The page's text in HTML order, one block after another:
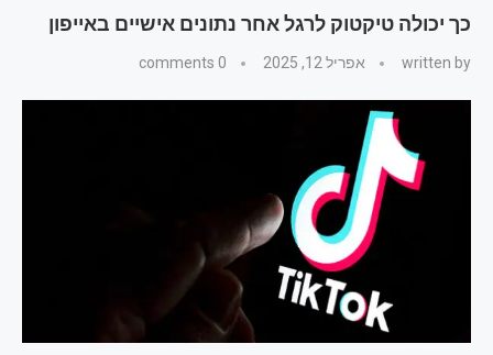
כך יכולה טיקטוק לרגל אחר נתונים אישיים באייפון
written by אפריל 12, 2025 0 comments